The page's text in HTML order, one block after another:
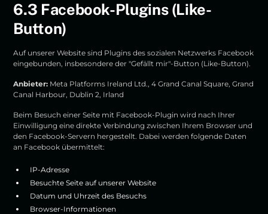
6.3 Facebook-Plugins (Like-
Button)
Auf unserer Website sind Plugins des sozialen Netzwerks Facebook
eingebunden, insbesondere der "Gefällt mir"-Button (Like-Button).
Anbieter: Meta Platforms Ireland Ltd., 4 Grand Canal Square, Grand
Canal Harbour, Dublin 2, Irland
Beim Besuch einer Seite mit Facebook-Plugin wird nach Ihrer
Einwilligung eine direkte Verbindung zwischen Ihrem Browser und
den Facebook-Servern hergestellt. Dabei werden folgende Daten
an Facebook übermittelt:
IP-Adresse
Besuchte Seite auf unserer Website
Datum und Uhrzeit des Besuchs
Browser-Informationen